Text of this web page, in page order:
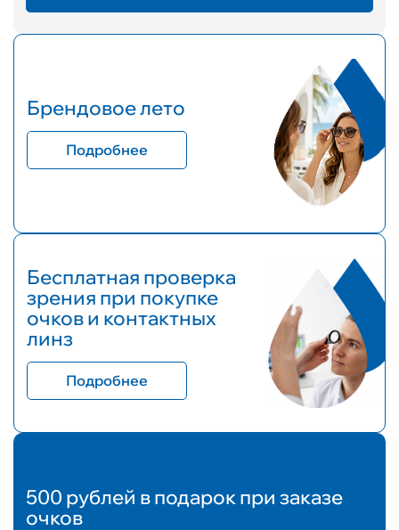
Брендовое лето
Подробнее
Бесплатная проверка
зрения при покупке
очков и контактных
линз
Подробнее
500 рублей в подарок при заказе
очков